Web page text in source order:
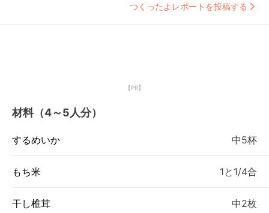
つくったよレポートを投稿する
【PR】
材料（4～5人分）
するめいか 中5杯
もち米 1と1/4合
干し椎茸 中2枚